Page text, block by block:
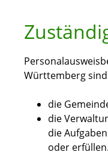
Württemberg
die
die
die
oder erfüllen.